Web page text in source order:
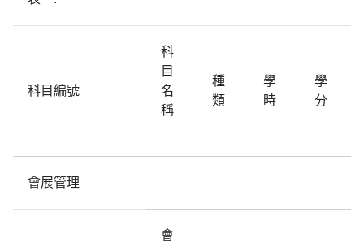
科目編號
科
目
名
稱
種
類
學
時
學
分
會展管理
會